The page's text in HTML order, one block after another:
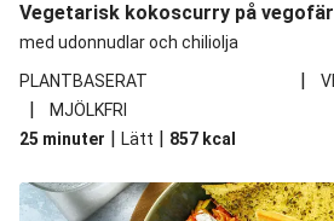
Vegetarisk kokoscurry på
med udonnudlar och chiliolja
PLANTBASERAT
|
|
MJÖLKFRI
25 minuter | Lätt | 857 kcal